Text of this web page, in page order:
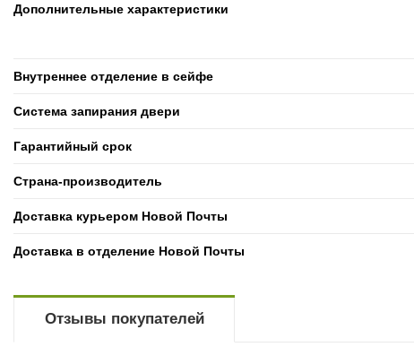
Дополнительные характеристики
Внутреннее отделение в сейфе
Система запирания двери
Гарантийный срок
Страна-производитель
Доставка курьером Новой Почты
Доставка в отделение Новой Почты
Отзывы покупателей